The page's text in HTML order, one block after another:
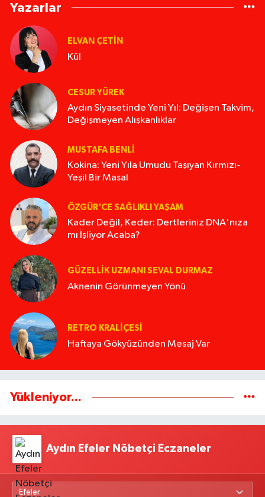
Yazarlar
ELVAN ÇETIN
Kül
CESUR YÜREK
Aydın Siyasetinde Yeni Yıl: Değişen Takvim,
Değişmeyen Alışkanlıklar
MUSTAFA BENLI
Kokina: Yeni Yıla Umudu Taşıyan Kırmızı-
Yeşil Bir Masal
ÖZGÜR'CE SAĞLIKLI YAŞAM
Kader Değil, Keder: Dertleriniz DNA'nıza
mı İşliyor Acaba?
GÜZELLIK UZMANI SEVAL DURMAZ
Aknenin Görünmeyen Yönü
RETRO KRALIÇESI
Haftaya Gökyüzünden Mesaj Var
Yükleniyor...
Aydın Efeler Nöbetçi Eczaneler